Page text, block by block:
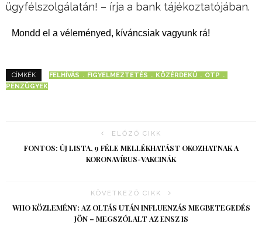
ügyfélszolgálatán! – írja a bank tájékoztatójában.
Mondd el a véleményed, kíváncsiak vagyunk rá!
CÍMKÉK FELHÍVÁS FIGYELMEZTETÉS KÖZÉRDEKŰ
OTP
PÉNZÜGYEK
ELŐZŐ CIKK
FONTOS: ÚJ LISTA, 9 FÉLE MELLÉKHATÁST OKOZHATNAK A
KORONAVÍRUS-VAKCINÁK
KÖVETKEZŐ CIKK
WHO KÖZLEMÉNY: AZ OLTÁS UTÁN INFLUENZÁS MEGBETEGEDÉS
JÖN – MEGSZÓLALT AZ ENSZ IS